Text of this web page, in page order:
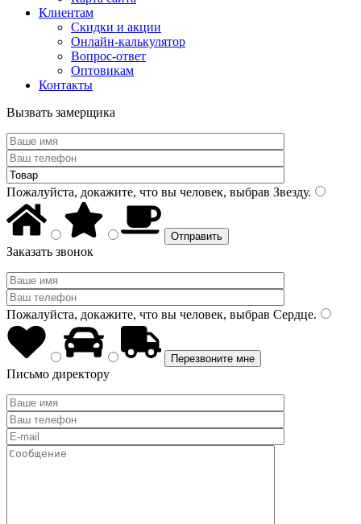
Клиентам
Скидки и акции
Онлайн-калькулятор
Вопрос-ответ
Оптовикам
Контакты
Вызвать замерщика
Пожалуйста, докажите, что вы человек, выбрав Звезду.
Заказать звонок
Пожалуйста, докажите, что вы человек, выбрав Сердце.
Письмо директору